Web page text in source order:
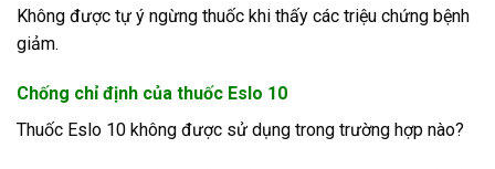
Không được tự ý ngừng thuốc khi thấy các triệu chứng bệnh
giảm.
Chống chỉ định của thuốc Eslo 10
Thuốc Eslo 10 không được sử dụng trong trường hợp nào?